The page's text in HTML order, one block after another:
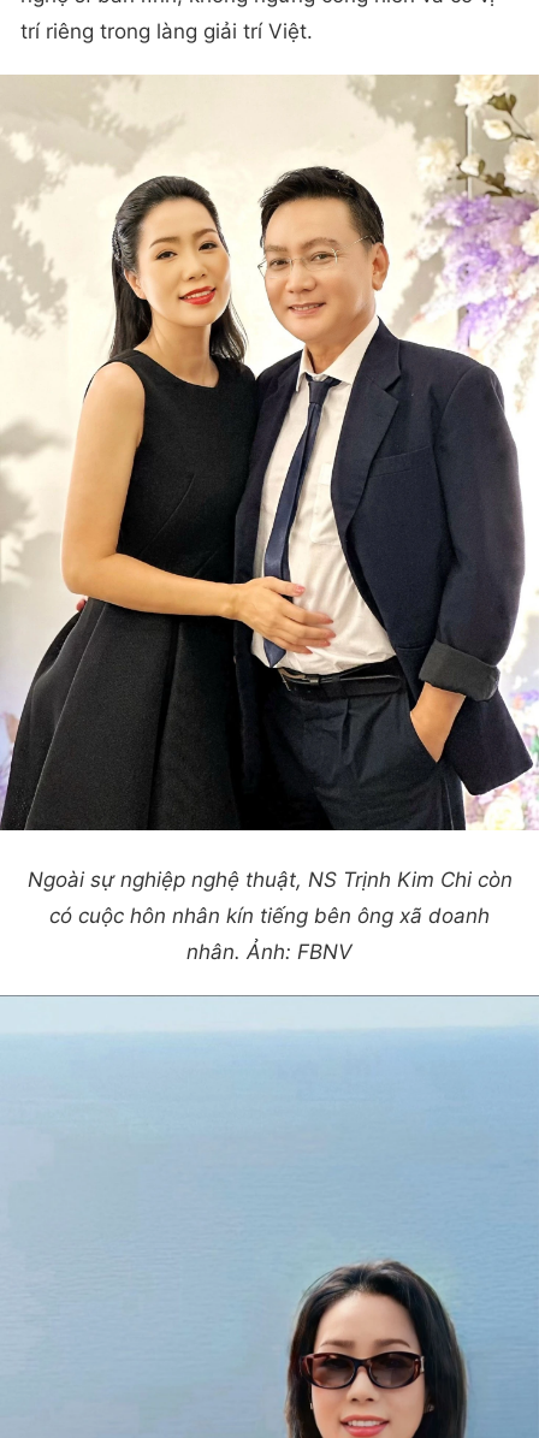
trí riêng trong làng giải trí Việt.
Ngoài sự nghiệp nghệ thuật, NS Trịnh Kim Chi còn
có cuộc hôn nhân kín tiếng bên ông xã doanh
nhân. Ảnh: FBNV